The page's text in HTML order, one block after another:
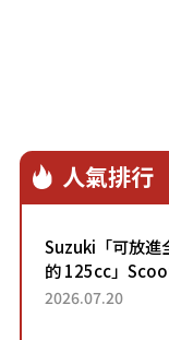
人氣排行
Suzuki「可放進
的 125cc」
目！採用全新流
2026.07.20